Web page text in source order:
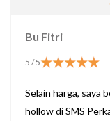
Bu Fitri
5 / 5
Selain harga, saya
hollow di SMS